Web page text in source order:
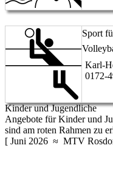
Sport
Karl-
0172-
Kinder und Jugendliche
Angebote für Kinder und
sind am roten Rahmen zu
[ Juni 2026 ≈ MTV